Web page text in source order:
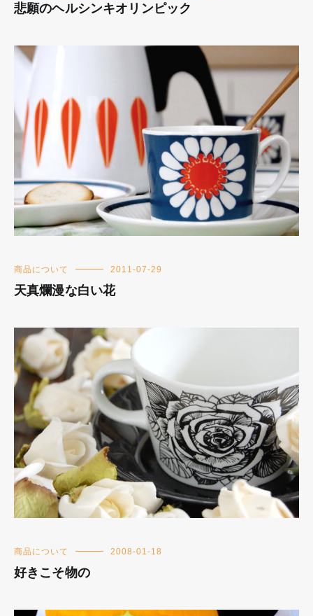
悲願のヘルシンキオリンピック
商品について 2011-07-29
天真爛漫な白い花
商品について 2008-01-18
好きこそ物の